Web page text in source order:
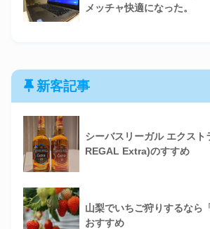
メッチャ快適になった。
新客記事
シーバスリーガル エクスト
REGAL Extra)のすすめ
山梨でいちご狩りするなら
おすすめ